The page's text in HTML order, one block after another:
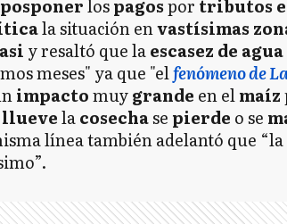
posponerlospagospor tributos
la situación envastísimas
y resaltó que laescasez de agua
meses" ya que "elfenómeno de
impactomuygrande en elmaíz
lluevelacosechase pierde o se
línea también adelantó que “la